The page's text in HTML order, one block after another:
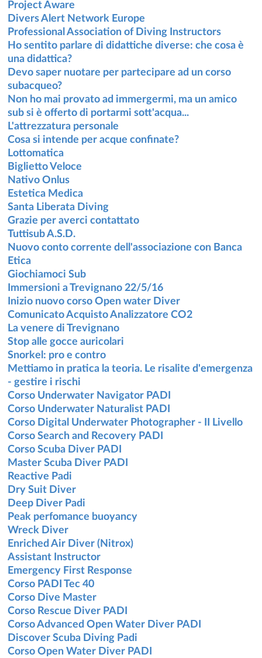
Project Aware
Divers Alert Network Europe
Professional Association of Diving Instructors
Ho sentito parlare di didattiche diverse: che cosa è
una didattica?
Devo saper nuotare per partecipare ad un corso
subacqueo?
Non ho mai provato ad immergermi, ma un amico
sub si è offerto di portarmi sott'acqua...
L'attrezzatura personale
Cosa si intende per acque confinate?
Lottomatica
Biglietto Veloce
Nativo Onlus
Estetica Medica
Santa Liberata Diving
Grazie per averci contattato
Tuttisub A.S.D.
Nuovo conto corrente dell'associazione con Banca
Etica
Giochiamoci Sub
Immersioni a Trevignano 22/5/16
Inizio nuovo corso Open water Diver
Comunicato Acquisto Analizzatore CO2
La venere di Trevignano
Stop alle gocce auricolari
Snorkel: pro e contro
Mettiamo in pratica la teoria. Le risalite d'emergenza
- gestire i rischi
Corso Underwater Navigator PADI
Corso Underwater Naturalist PADI
Corso Digital Underwater Photographer - II Livello
Corso Search and Recovery PADI
Corso Scuba Diver PADI
Master Scuba Diver PADI
Reactive Padi
Dry Suit Diver
Deep Diver Padi
Peak perfomance buoyancy
Wreck Diver
Enriched Air Diver (Nitrox)
Assistant Instructor
Emergency First Response
Corso PADI Tec 40
Corso Dive Master
Corso Rescue Diver PADI
Corso Advanced Open Water Diver PADI
Discover Scuba Diving Padi
Corso Open Water Diver PADI